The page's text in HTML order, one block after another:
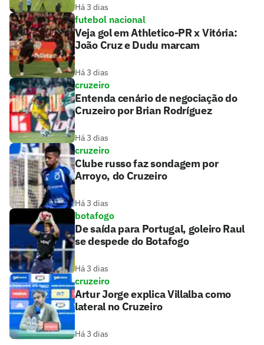
Há 3 dias
futebol nacional
Veja gol em Athletico-PR x Vitória:
João Cruz e Dudu marcam
Há 3 dias
cruzeiro
Entenda cenário de negociação do
Cruzeiro por Brian Rodríguez
Há 3 dias
cruzeiro
Clube russo faz sondagem por
Arroyo, do Cruzeiro
Há 3 dias
botafogo
De saída para Portugal, goleiro Raul
se despede do Botafogo
Há 3 dias
cruzeiro
Artur Jorge explica Villalba como
lateral no Cruzeiro
Há 3 dias